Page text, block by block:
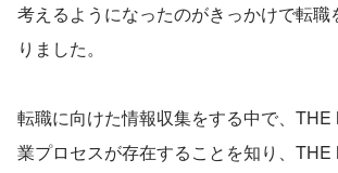
考えるようになったのがきっかけで転職
りました。
転職に向けた情報収集をする中で、THE
業プロセスが存在することを知り、THE